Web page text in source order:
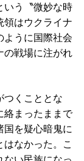
いう〝微妙な時
領はウクライナ
ように国際社会
の戦場に注がれ
くこととな
絡まったままで
国を疑心暗鬼に
なかった。こ